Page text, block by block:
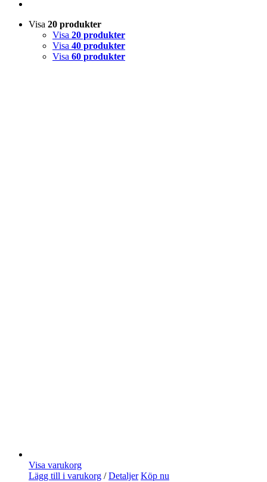
Visa 20 produkter
Visa 20 produkter
Visa 40 produkter
Visa 60 produkter
Visa varukorg
Lägg till i varukorg / Detaljer Köp nu